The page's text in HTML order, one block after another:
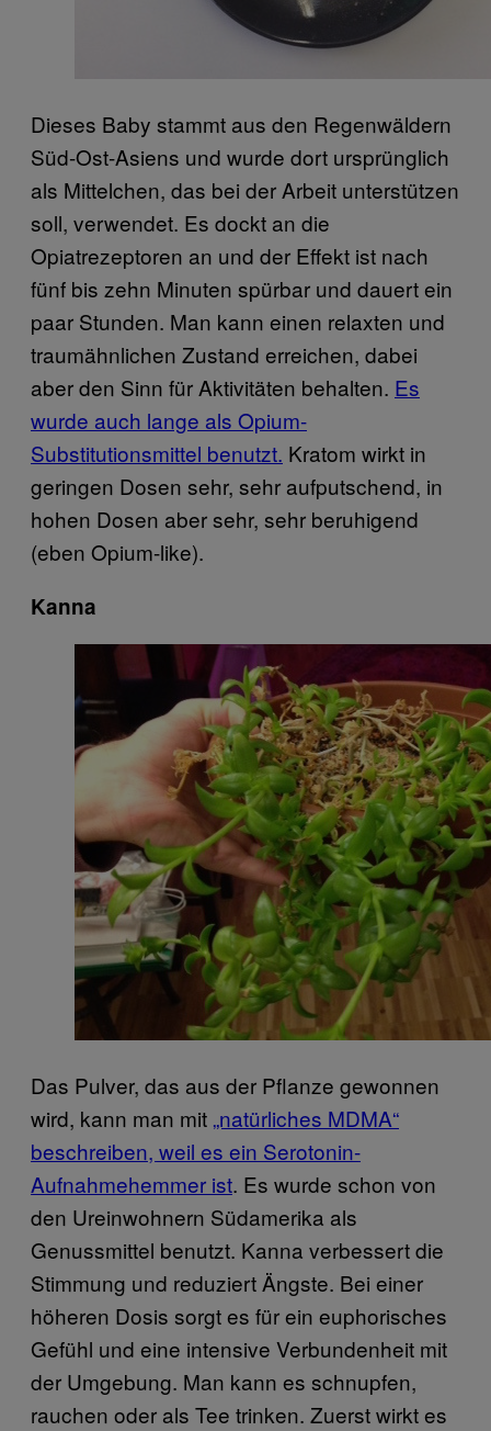
Dieses Baby stammt aus den Regenwäldern
Süd-Ost-Asiens und wurde dort ursprünglich
als Mittelchen, das bei der Arbeit unterstützen
soll, verwendet. Es dockt an die
Opiatrezeptoren an und der Effekt ist nach
fünf bis zehn Minuten spürbar und dauert ein
paar Stunden. Man kann einen relaxten und
traumähnlichen Zustand erreichen, dabei
aber den Sinn für Aktivitäten behalten. Es
wurde auch lange als Opium-
Substitutionsmittel benutzt. Kratom wirkt in
geringen Dosen sehr, sehr aufputschend, in
hohen Dosen aber sehr, sehr beruhigend
(eben Opium-like).
Kanna
Das Pulver, das aus der Pflanze gewonnen
wird, kann man mit „natürliches MDMA“
beschreiben, weil es ein Serotonin-
Aufnahmehemmer ist. Es wurde schon von
den Ureinwohnern Südamerika als
Genussmittel benutzt. Kanna verbessert die
Stimmung und reduziert Ängste. Bei einer
höheren Dosis sorgt es für ein euphorisches
Gefühl und eine intensive Verbundenheit mit
der Umgebung. Man kann es schnupfen,
rauchen oder als Tee trinken. Zuerst wirkt es